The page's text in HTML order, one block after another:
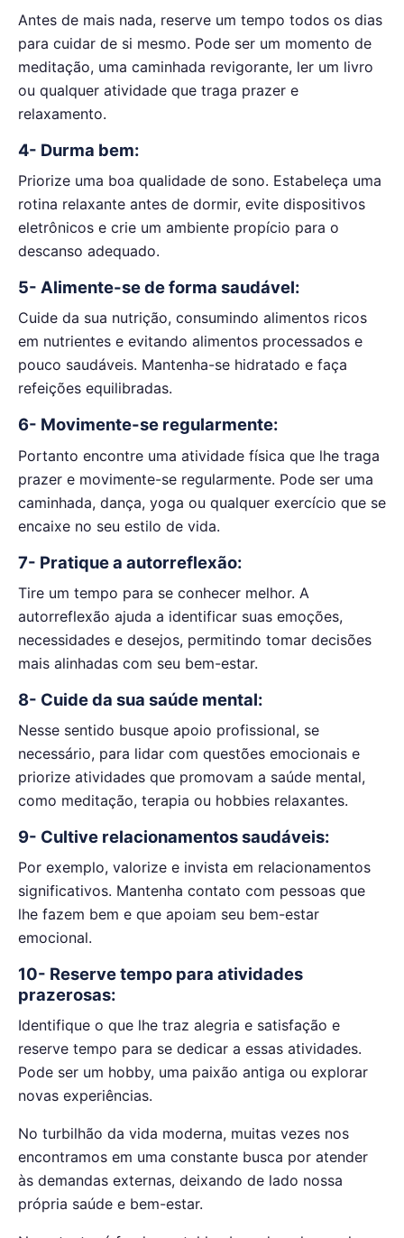
Antes de mais nada, reserve um tempo todos os dias
para cuidar de si mesmo. Pode ser um momento de
meditação, uma caminhada revigorante, ler um livro
ou qualquer atividade que traga prazer e
relaxamento.
4- Durma bem:
Priorize uma boa qualidade de sono. Estabeleça uma
rotina relaxante antes de dormir, evite dispositivos
eletrônicos e crie um ambiente propício para o
descanso adequado.
5- Alimente-se de forma saudável:
Cuide da sua nutrição, consumindo alimentos ricos
em nutrientes e evitando alimentos processados e
pouco saudáveis. Mantenha-se hidratado e faça
refeições equilibradas.
6- Movimente-se regularmente:
Portanto encontre uma atividade física que lhe traga
prazer e movimente-se regularmente. Pode ser uma
caminhada, dança, yoga ou qualquer exercício que se
encaixe no seu estilo de vida.
7- Pratique a autorreflexão:
Tire um tempo para se conhecer melhor. A
autorreflexão ajuda a identificar suas emoções,
necessidades e desejos, permitindo tomar decisões
mais alinhadas com seu bem-estar.
8- Cuide da sua saúde mental:
Nesse sentido busque apoio profissional, se
necessário, para lidar com questões emocionais e
priorize atividades que promovam a saúde mental,
como meditação, terapia ou hobbies relaxantes.
9- Cultive relacionamentos saudáveis:
Por exemplo, valorize e invista em relacionamentos
significativos. Mantenha contato com pessoas que
lhe fazem bem e que apoiam seu bem-estar
emocional.
10- Reserve tempo para atividades
prazerosas:
Identifique o que lhe traz alegria e satisfação e
reserve tempo para se dedicar a essas atividades.
Pode ser um hobby, uma paixão antiga ou explorar
novas experiências.
No turbilhão da vida moderna, muitas vezes nos
encontramos em uma constante busca por atender
às demandas externas, deixando de lado nossa
própria saúde e bem-estar.